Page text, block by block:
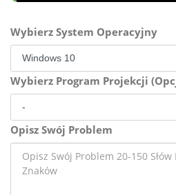
Wybierz System Operacyjny
Wybierz Program Projekcji
Opisz Swój Problem